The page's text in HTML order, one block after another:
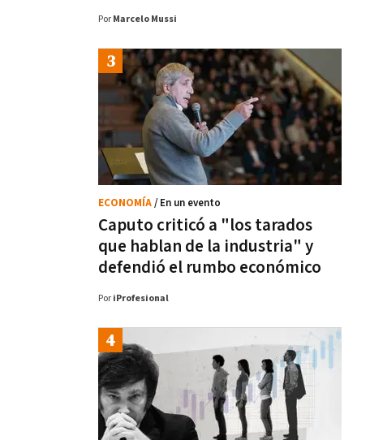
Por Marcelo Mussi
Caputo criticó a "los tarados
que hablan de la industria" y
defendió el rumbo económico
ECONOMÍA/ En un evento
Por iProfesional